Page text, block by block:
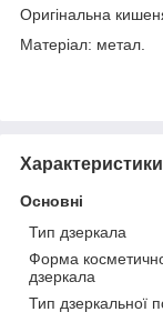
Оригінальна
Матеріал: метал.
Характеристики
Основні
Тип дзеркала
Форма
дзеркала
Тип дзеркальної